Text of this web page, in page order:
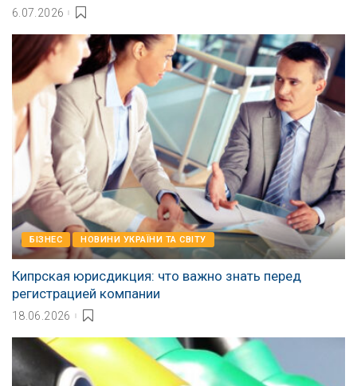
6.07.2026
БІЗНЕС НОВИНИ УКРАЇНИ ТА СВІТУ
Кипрская юрисдикция: что важно знать перед
регистрацией компании
18.06.2026